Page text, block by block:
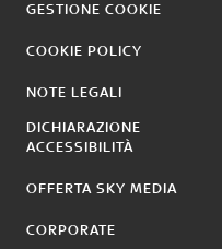
GESTIONE COOKIE
COOKIE POLICY
NOTE LEGALI
DICHIARAZIONE
ACCESSIBILITÀ
OFFERTA SKY MEDIA
CORPORATE